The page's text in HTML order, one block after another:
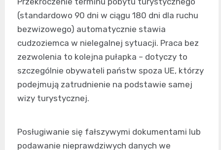
(standardowo 90 dni w ciągu 180 dni dla ruchu
bezwizowego) automatycznie stawia
cudzoziemca w nielegalnej sytuacji. Praca bez
zezwolenia to kolejna pułapka – dotyczy to
szczególnie obywateli państw spoza UE, którzy
podejmują zatrudnienie na podstawie samej
wizy turystycznej.
Posługiwanie się fałszywymi dokumentami lub
podawanie nieprawdziwych danych we